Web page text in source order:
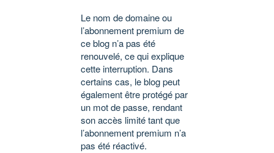
Le nom de domaine ou
l’abonnement premium de
ce blog n’a pas été
renouvelé, ce qui explique
cette interruption. Dans
certains cas, le blog peut
également être protégé par
un mot de passe, rendant
son accès limité tant que
l’abonnement premium n’a
pas été réactivé.